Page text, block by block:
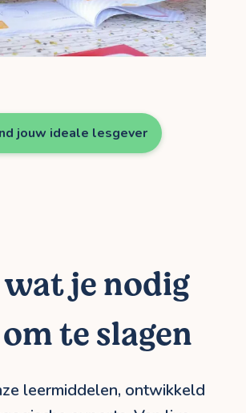
jouw ideale lesgever
je nodig
te slagen
leermiddelen, ontwikkeld